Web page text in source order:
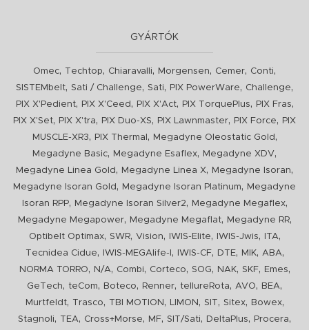
GYÁRTÓK
Omec, Techtop, Chiaravalli, Morgensen, Cemer, Conti,
SISTEMbelt, Sati / Challenge, Sati, PIX PowerWare, Challenge,
PIX X'Pedient, PIX X'Ceed , PIX X'Act, PIX TorquePlus, PIX Fras,
PIX X'Set, PIX X'tra, PIX Duo-XS, PIX Lawnmaster, PIX Force,
PIX
MUSCLE-XR3, PIX Thermal , Megadyne Oleostatic Gold ,
Megadyne Basic, Megadyne Esaflex, Megadyne XDV,
Megadyne Linea Gold , Megadyne Linea X, Megadyne Isoran,
Megadyne Isoran Gold , Megadyne Isoran Platinum,
Megadyne
Isoran RPP, Megadyne Isoran Silver2, Megadyne Megaflex,
Megadyne Megapower, Megadyne Megaflat, Megadyne RR,
Optibelt Optimax, SWR, Vision, IWIS-Elite, IWIS-Jwis, ITA,
Tecnidea Cidue, IWIS-MEGAlife-I , IWIS-CF, DTE, MIK, ABA,
NORMA TORRO, N/A, Combi, Corteco, SOG, NAK, SKF, Emes,
GeTech, teCom, Boteco, Renner, tellureRota, AVO, BEA,
Murtfeldt, Trasco, TBI MOTION , LIMON , SIT, Sitex, Bowex,
Stagnoli, TEA, Cross+Morse, MF, SIT/Sati, DeltaPlus, Procera,